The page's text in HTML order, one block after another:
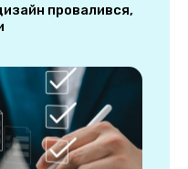
провалився,